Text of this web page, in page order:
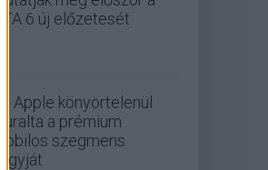
GTA 6 új előzetesét
Az Apple könyörtelenül
leuralta a prémium
mobilos szegmens
nagyját